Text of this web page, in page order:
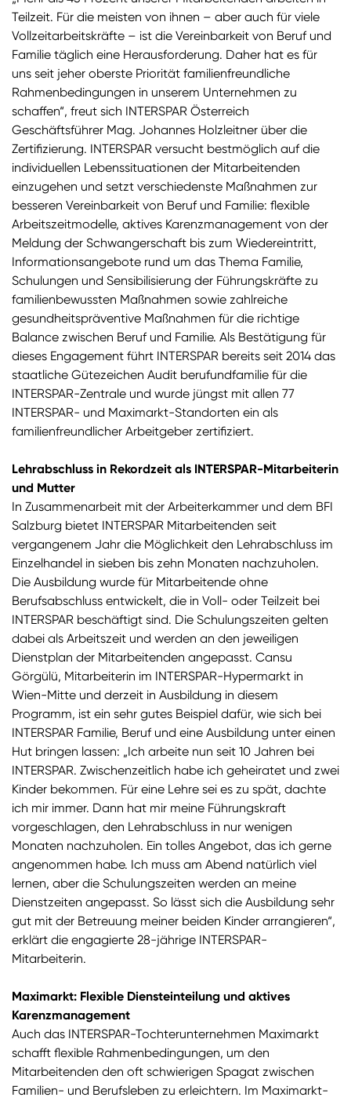
Teilzeit. Für die meisten von ihnen – aber auch für viele
Vollzeitarbeitskräfte – ist die Vereinbarkeit von Beruf und
Familie täglich eine Herausforderung. Daher hat es für
uns seit jeher oberste Priorität familienfreundliche
Rahmenbedingungen in unserem Unternehmen zu
schaffen“, freut sich INTERSPAR Österreich
Geschäftsführer Mag. Johannes Holzleitner über die
Zertifizierung. INTERSPAR versucht bestmöglich auf die
individuellen Lebenssituationen der Mitarbeitenden
einzugehen und setzt verschiedenste Maßnahmen zur
besseren Vereinbarkeit von Beruf und Familie: flexible
Arbeitszeitmodelle, aktives Karenzmanagement von der
Meldung der Schwangerschaft bis zum Wiedereintritt,
Informationsangebote rund um das Thema Familie,
Schulungen und Sensibilisierung der Führungskräfte zu
familienbewussten Maßnahmen sowie zahlreiche
gesundheitspräventive Maßnahmen für die richtige
Balance zwischen Beruf und Familie. Als Bestätigung für
dieses Engagement führt INTERSPAR bereits seit 2014 das
staatliche Gütezeichen Audit berufundfamilie für die
INTERSPAR-Zentrale und wurde jüngst mit allen 77
INTERSPAR- und Maximarkt-Standorten ein als
familienfreundlicher Arbeitgeber zertifiziert.
Lehrabschluss in Rekordzeit als INTERSPAR-Mitarbeiterin
und Mutter
In Zusammenarbeit mit der Arbeiterkammer und dem BFI
Salzburg bietet INTERSPAR Mitarbeitenden seit
vergangenem Jahr die Möglichkeit den Lehrabschluss im
Einzelhandel in sieben bis zehn Monaten nachzuholen.
Die Ausbildung wurde für Mitarbeitende ohne
Berufsabschluss entwickelt, die in Voll- oder Teilzeit bei
INTERSPAR beschäftigt sind. Die Schulungszeiten gelten
dabei als Arbeitszeit und werden an den jeweiligen
Dienstplan der Mitarbeitenden angepasst. Cansu
Görgülü, Mitarbeiterin im INTERSPAR-Hypermarkt in
Wien-Mitte und derzeit in Ausbildung in diesem
Programm, ist ein sehr gutes Beispiel dafür, wie sich bei
INTERSPAR Familie, Beruf und eine Ausbildung unter einen
Hut bringen lassen: „Ich arbeite nun seit 10 Jahren bei
INTERSPAR. Zwischenzeitlich habe ich geheiratet und zwei
Kinder bekommen. Für eine Lehre sei es zu spät, dachte
ich mir immer. Dann hat mir meine Führungskraft
vorgeschlagen, den Lehrabschluss in nur wenigen
Monaten nachzuholen. Ein tolles Angebot, das ich gerne
angenommen habe. Ich muss am Abend natürlich viel
lernen, aber die Schulungszeiten werden an meine
Dienstzeiten angepasst. So lässt sich die Ausbildung sehr
gut mit der Betreuung meiner beiden Kinder arrangieren“,
erklärt die engagierte 28-jährige INTERSPAR-
Mitarbeiterin.
Maximarkt: Flexible Diensteinteilung und aktives
Karenzmanagement
Auch das INTERSPAR-Tochterunternehmen Maximarkt
schafft flexible Rahmenbedingungen, um den
Mitarbeitenden den oft schwierigen Spagat zwischen
Familien- und Berufsleben zu erleichtern. Im Maximarkt-